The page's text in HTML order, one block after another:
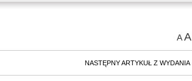
AA
NASTĘPNY ARTYKUŁ Z WYDANIA